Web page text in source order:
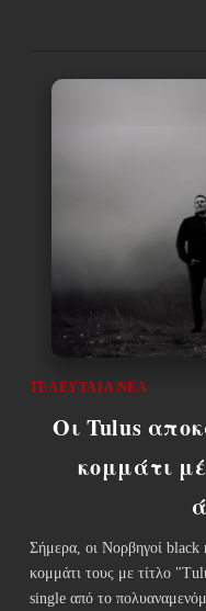
ΤΕΛΕΥΤΑΊΑ ΝΈΑ
Οι Tulus
κομμάτι
Σήμερα, οι Νορβηγοί black
κομμάτι τους με τίτλο
single από το